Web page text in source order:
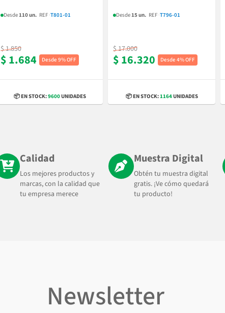
Desde110 un. REF ·T801-01
$ 1.850
$ 1.684 9% OFF
📦 EN STOCK:9600UNIDADES
Desde15 un. REF ·T796-01
$ 17.000
$ 16.320 4% OFF
📦 EN STOCK:1164UNIDADES
Calidad
Los mejores productos y
marcas, con la calidad que
tu empresa merece
Muestra Digital
Obtén tu muestra digital
gratis. ¡Ve cómo quedará
tu producto!
Newsletter